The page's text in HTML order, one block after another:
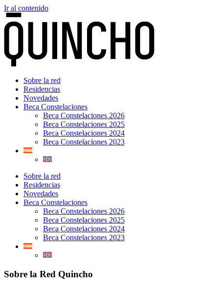
Ir al contenido
Sobre la red
Residencias
Novedades
Beca Constelaciones
Beca Constelaciones 2026
Beca Constelaciones 2025
Beca Constelaciones 2024
Beca Constelaciones 2023
Sobre la red
Residencias
Novedades
Beca Constelaciones
Beca Constelaciones 2026
Beca Constelaciones 2025
Beca Constelaciones 2024
Beca Constelaciones 2023
Sobre la Red Quincho